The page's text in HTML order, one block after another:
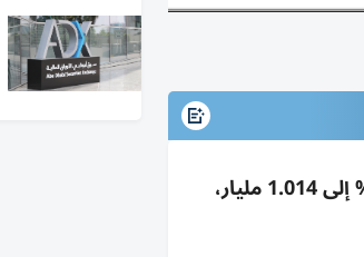
أرباح سبينس Q1 2026 ترتفع 3% إلى 91.6 مليون درهم (2.54 فلس/سهم)، والإيرادات تنمو 12% إلى 1.014 مليار،